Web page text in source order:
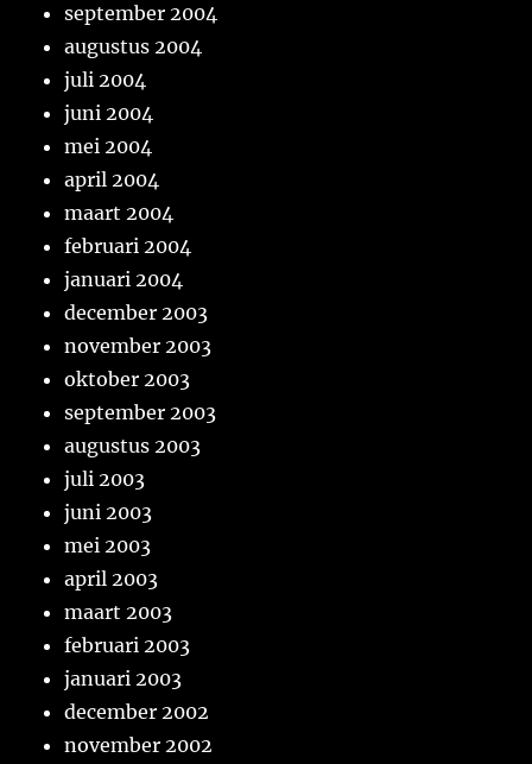
september 2004
augustus 2004
juli 2004
juni 2004
mei 2004
april 2004
maart 2004
februari 2004
januari 2004
december 2003
november 2003
oktober 2003
september 2003
augustus 2003
juli 2003
juni 2003
mei 2003
april 2003
maart 2003
februari 2003
januari 2003
december 2002
november 2002